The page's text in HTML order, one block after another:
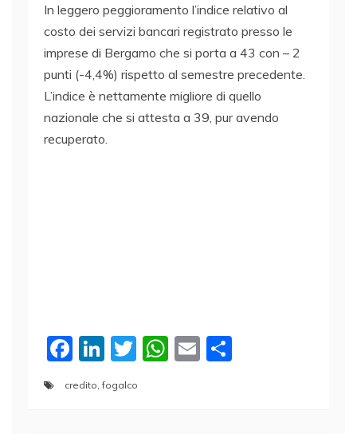
In leggero peggioramento l’indice relativo al
costo dei servizi bancari registrato presso le
imprese di Bergamo che si porta a 43 con – 2
punti (-4,4%) rispetto al semestre precedente.
L’indice è nettamente migliore di quello
nazionale che si attesta a 39, pur avendo
recuperato.
F
a
Li
n
k
T
W E
credito,fogalco